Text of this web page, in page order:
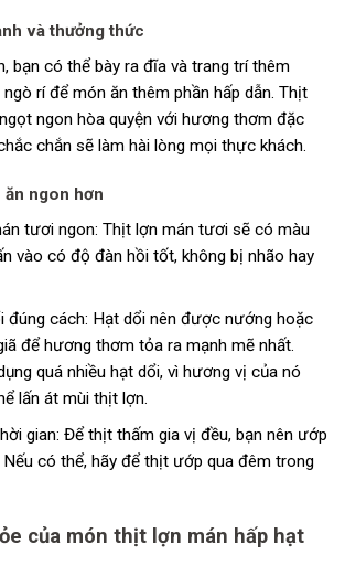
và thưởng thức
bạn có thể bày ra đĩa và trang trí thêm
rí để món ăn thêm phần hấp dẫn. Thịt
ngon hòa quyện với hương thơm đặc
chắn sẽ làm hài lòng mọi thực khách.
ngon hơn
tươi ngon: Thịt lợn mán tươi sẽ có màu
vào có độ đàn hồi tốt, không bị nhão hay
đúng cách: Hạt dổi nên được nướng hoặc
để hương thơm tỏa ra mạnh mẽ nhất.
quá nhiều hạt dổi, vì hương vị của nó
lấn át mùi thịt lợn.
gian: Để thịt thấm gia vị đều, bạn nên ướp
có thể, hãy để thịt ướp qua đêm trong
của món thịt lợn mán hấp hạt